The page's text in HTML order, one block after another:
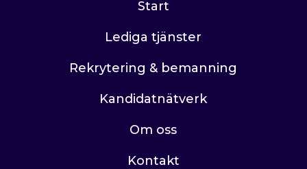
Start
Lediga tjänster
Rekrytering & bemanning
Kandidatnätverk
Om oss
Kontakt